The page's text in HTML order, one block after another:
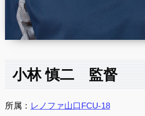
小林 慎二 監督
所属： レノファ山口FCU-18